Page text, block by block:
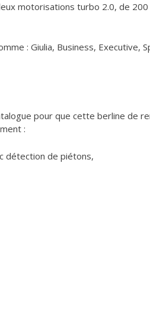
motorisations turbo 2.0, de 200
: Giulia, Business,
pour que cette berline de
:
détection de piétons,